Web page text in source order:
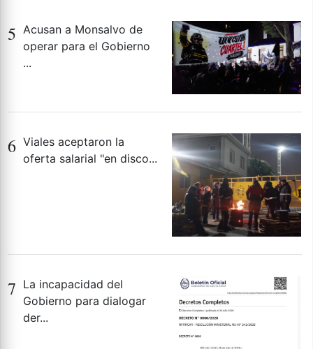
5 Acusan a Monsalvo de
operar para el Gobierno
...
6 Viales aceptaron la
oferta salarial "en disco...
7 La incapacidad del
Gobierno para dialogar
der...